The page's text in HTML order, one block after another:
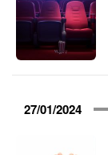
27/01/2024